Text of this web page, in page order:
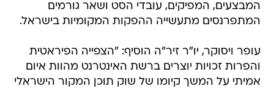
המבצעים, המפיקים, עובדי הסט ושאר גורמים
המתפרנסים מתעשייה ההפקות המקומיות בישראל.
עופר ויסוקר, יו"ר זיר"ה הוסיף: "הצפייה הפיראטית
והפרות זכויות יוצרים ברשת האינטרנט מהוות איום
אמיתי על המשך קיומו של שוק תוכן המקור הישראלי